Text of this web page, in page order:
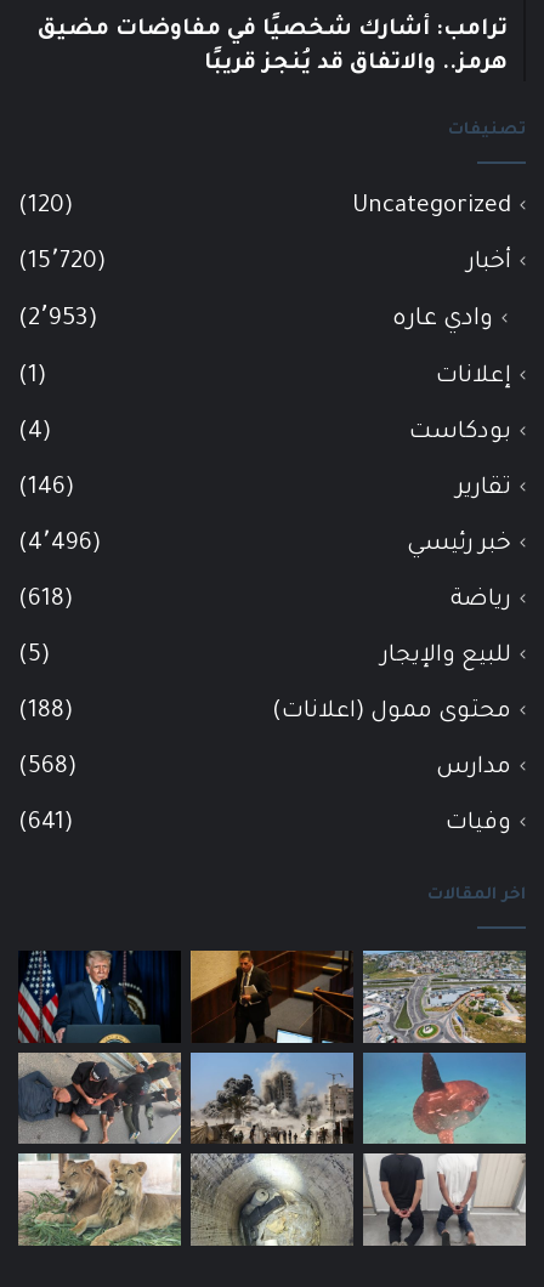
ترامب: أشارك شخصيًا في مفاوضات مضيق
هرمز.. والاتفاق قد يُنجز قريبًا
تصنيفات
Uncategorized
(120)
أخبار (15٬720)
وادي عاره (2٬953)
إعلانات (1)
بودكاست (4)
تقارير (146)
خبر رئيسي (4٬496)
رياضة (618)
للبيع والإيجار (5)
محتوى ممول (اعلانات) (188)
مدارس (568)
وفيات (641)
اخر المقالات